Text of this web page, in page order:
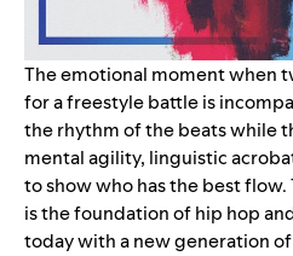
The emotional moment when
for a freestyle battle is
the rhythm of the beats while
mental agility, linguistic
to show who has the best
is the foundation of hip hop
today with a new generation of